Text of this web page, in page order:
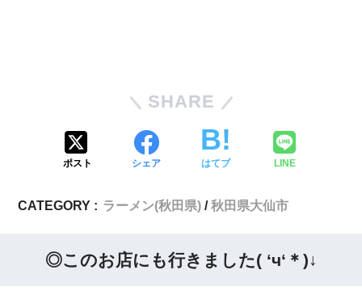
SHARE
ポスト シェア はてブ LINE
CATEGORY : ラーメン(秋田県) 秋田県大仙市
◎このお店にも行きました( ‘ч‘＊)↓